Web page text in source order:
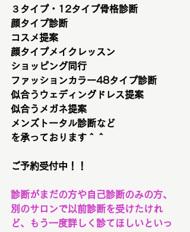
３タイプ・12タイプ骨格診断
顔タイプ診断
コスメ提案
顔タイプメイクレッスン
ショッピング同行
ファッションカラー48タイプ診断
似合うウェディングドレス提案
似合うメガネ提案
メンズトータル診断など
を承っております＾＾
ご予約受付中！！
診断がまだの方や自己診断のみの方、
別のサロンで以前診断を受けたけれ
ど、もう一度詳しく診てほしいといっ